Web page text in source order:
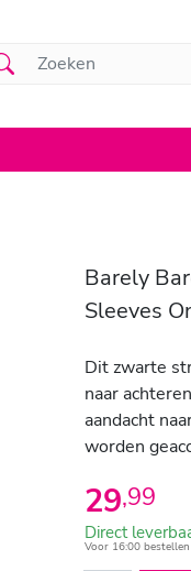
Barely
Sleeves
Dit zwarte
naar
aandacht
worden
29,99
Direct
Voor 16:00